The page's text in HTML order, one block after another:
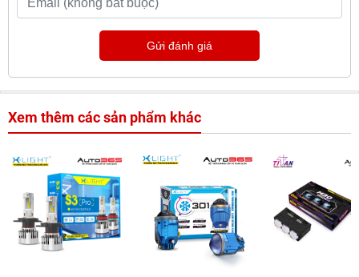
Gửi đánh giá
Xem thêm các sản phẩm khác